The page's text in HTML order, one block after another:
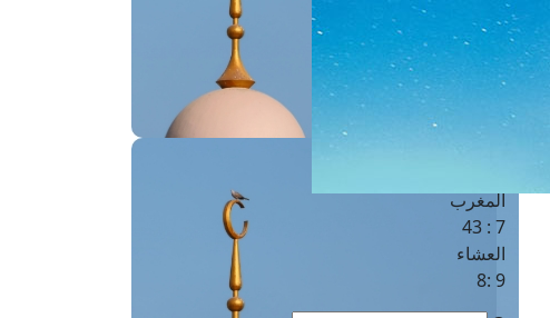
الشروق
6 :18
1 : 1
المغرب
7 : 43
العشاء
9 :8